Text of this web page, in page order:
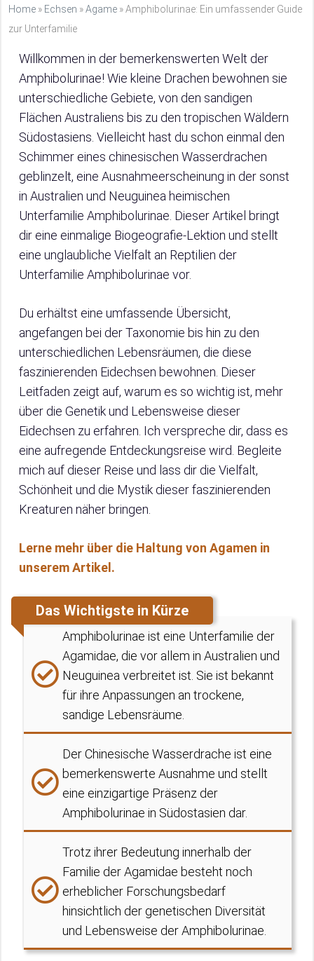
Home » Echsen »Agame »Amphibolurinae: Ein umfassender Guide
zur Unterfamilie
Willkommen in der bemerkenswerten Welt der
Amphibolurinae! Wie kleine Drachen bewohnen sie
unterschiedliche Gebiete, von den sandigen
Flächen Australiens bis zu den tropischen Wäldern
Südostasiens. Vielleicht hast du schon einmal den
Schimmer eines chinesischen Wasserdrachen
geblinzelt, eine Ausnahmeerscheinung in der sonst
in Australien und Neuguinea heimischen
Unterfamilie Amphibolurinae. Dieser Artikel bringt
dir eine einmalige Biogeografie-Lektion und stellt
eine unglaubliche Vielfalt an Reptilien der
Unterfamilie Amphibolurinae vor.
Du erhältst eine umfassende Übersicht,
angefangen bei der Taxonomie bis hin zu den
unterschiedlichen Lebensräumen, die diese
faszinierenden Eidechsen bewohnen. Dieser
Leitfaden zeigt auf, warum es so wichtig ist, mehr
über die Genetik und Lebensweise dieser
Eidechsen zu erfahren. Ich verspreche dir, dass es
eine aufregende Entdeckungsreise wird. Begleite
mich auf dieser Reise und lass dir die Vielfalt,
Schönheit und die Mystik dieser faszinierenden
Kreaturen näher bringen.
Lerne mehr über die Haltung von Agamen in
unserem Artikel.
Das Wichtigste in Kürze
Amphibolurinae ist eine Unterfamilie der
Agamidae, die vor allem in Australien und
Neuguinea verbreitet ist. Sie ist bekannt
für ihre Anpassungen an trockene,
sandige Lebensräume.
Der Chinesische Wasserdrache ist eine
bemerkenswerte Ausnahme und stellt
eine einzigartige Präsenz der
Amphibolurinae in Südostasien dar.
Trotz ihrer Bedeutung innerhalb der
Familie der Agamidae besteht noch
erheblicher Forschungsbedarf
hinsichtlich der genetischen Diversität
und Lebensweise der Amphibolurinae.